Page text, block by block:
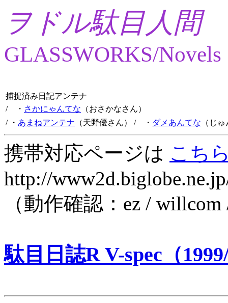
ヲドル駄目人間
GLASSWORKS/Novels
捕捉済み日記アンテナ
/ ・ さかにゃんてな （おさかなさん）
/ ・ あまねアンテナ （天野優さん） / ・ ダメあんてな （じ
携帯対応ページは こち
http://
（動作確認：ez /
駄目日誌R V-spec（